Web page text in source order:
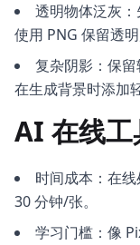
透明物体泛灰
使用 PNG 保留透明
复杂阴影：保
在生成背景时添加
AI 在线
时间成本：在
30 分钟/张。
学习门槛：像